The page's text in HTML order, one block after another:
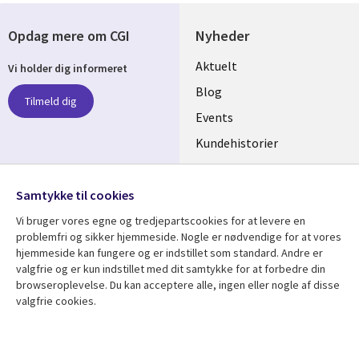
Nyheder
Useful
links
DENMARK
Aktuelt
Blog
Events
Kundehistorier
Videoer
Se mere
Library
Artikler
Support
Opdag mere om CGI
Vi holder dig informeret
Tilmeld dig
Media
DENMARK
Samtykke til cookies
Vi bruger vores egne og tredjepartscookies for at levere en
problemfri og sikker hjemmeside. Nogle er nødvendige for at vores
hjemmeside kan fungere og er indstillet som standard. Andre er
valgfrie og er kun indstillet med dit samtykke for at forbedre din
browseroplevelse. Du kan acceptere alle, ingen eller nogle af disse
valgfrie cookies.